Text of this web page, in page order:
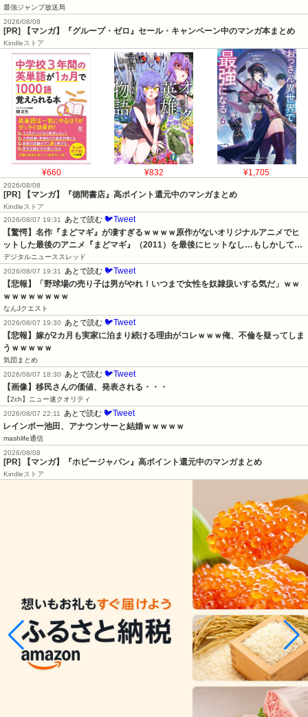
最強ジャンプ放送局
2026/08/08
[PR] 【マンガ】『グループ・ゼロ』セール・キャンペーン中のマンガ本まとめ
Kindleストア
¥660 ¥832 ¥1,705
2026/08/08
[PR] 【マンガ】『徳間書店』高ポイント還元中のマンガまとめ
Kindleストア
2026/08/07 19:31
あとで読む 🐦Tweet
【驚愕】名作『まどマギ』が凄すぎるｗｗｗｗ原作がないオリジナルアニメでヒ
ットした最後のアニメ『まどマギ』（2011）を最後にヒットなし…もしかして…
デジタルニューススレッド
2026/08/07 19:31
あとで読む 🐦Tweet
【悲報】「野球場の売り子は男がやれ！いつまで女性を奴隷扱いする気だ」ｗｗ
ｗｗｗｗｗｗｗｗ
なんJクエスト
2026/08/07 19:30
あとで読む 🐦Tweet
【悲報】嫁が2カ月も実家に泊まり続ける理由がコレｗｗｗ俺、不倫を疑ってしま
うｗｗｗｗｗ
気団まとめ
2026/08/07 18:30
あとで読む 🐦Tweet
【画像】移民さんの価値、発表される・・・
【2ch】ニュー速クオリティ
2026/08/07 22:11
あとで読む 🐦Tweet
レインボー池田、アナウンサーと結婚ｗｗｗｗｗ
mashlife通信
2026/08/08
[PR] 【マンガ】『ホビージャパン』高ポイント還元中のマンガまとめ
Kindleストア